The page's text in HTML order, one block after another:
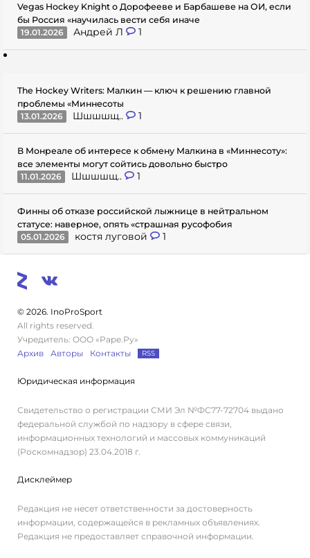
Vegas Hockey Knight о Дорофееве и Барбашеве на ОИ, если
бы Россия «научилась вести себя иначе
19.01.2026
Андрей Л 1
The Hockey Writers: Малкин — ключ к решению главной
проблемы «Миннесоты
13.01.2026
Шшшшщ.. 1
В Монреале об интересе к обмену Малкина в «Миннесоту»:
все элементы могут сойтись довольно быстро
11.01.2026
Шшшшщ.. 1
Финны об отказе российской лыжнице в нейтральном
статусе: наверное, опять «страшная русофобия
05.01.2026
костя луговой 1
© 2026. InoProSport
All rights reserved.
Учредитель: ООО «Раре.Ру»
Архив
Авторы Контакты RSS
Юридическая информация
Свидетельство о регистрации СМИ Эл №ФС77-72704 выдано
федеральной службой по надзору в сфере связи,
информационных технологий и массовых коммуникаций
(Роскомнадзор) 23.04.2018 г.
Дисклеймер
Редакция не несет ответственности за достоверность
информации, содержащейся в рекламных объявлениях.
Редакция не предоставляет справочной информации.